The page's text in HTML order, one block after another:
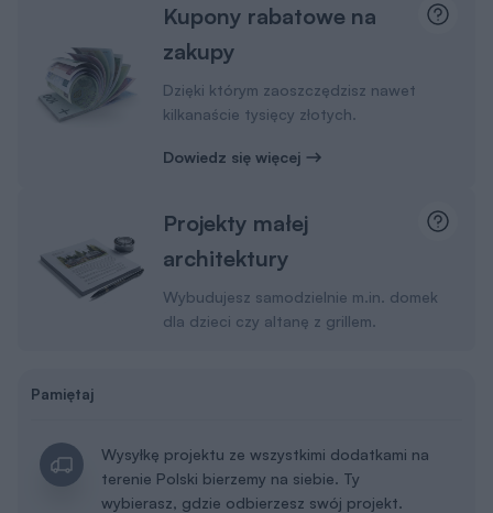
Kupony rabatowe na
zakupy
Dzięki którym zaoszczędzisz nawet
kilkanaście tysięcy złotych.
Dowiedz się więcej
Projekty małej
architektury
Wybudujesz samodzielnie m.in. domek
dla dzieci czy altanę z grillem.
Pamiętaj
Wysyłkę projektu ze wszystkimi dodatkami na
terenie Polski bierzemy na siebie. Ty
wybierasz, gdzie odbierzesz swój projekt.